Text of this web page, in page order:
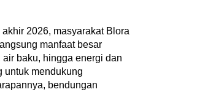
2026, masyarakat Blora
manfaat besar
baku, hingga energi dan
untuk mendukung
bendungan